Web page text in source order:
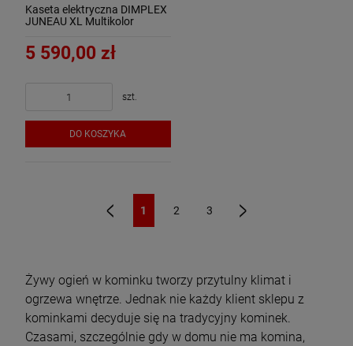
Kaseta elektryczna DIMPLEX
JUNEAU XL Multikolor
5 590,00 zł
szt.
DO KOSZYKA
1 2 3
Żywy ogień w kominku tworzy przytulny klimat i
ogrzewa wnętrze. Jednak nie każdy klient sklepu z
kominkami decyduje się na tradycyjny kominek.
Czasami, szczególnie gdy w domu nie ma komina,